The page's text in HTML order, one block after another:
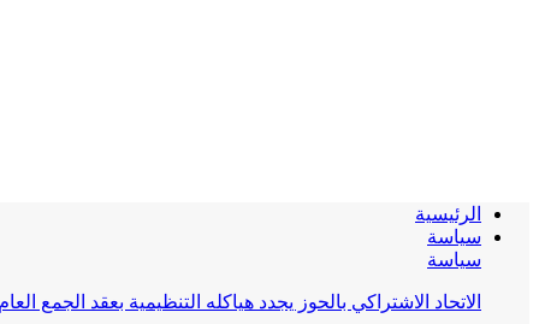
الرئيسية
سياسة
سياسة
الاتحاد الاشتراكي بالحوز يجدد هياكله التنظيمية بعقد الجمع